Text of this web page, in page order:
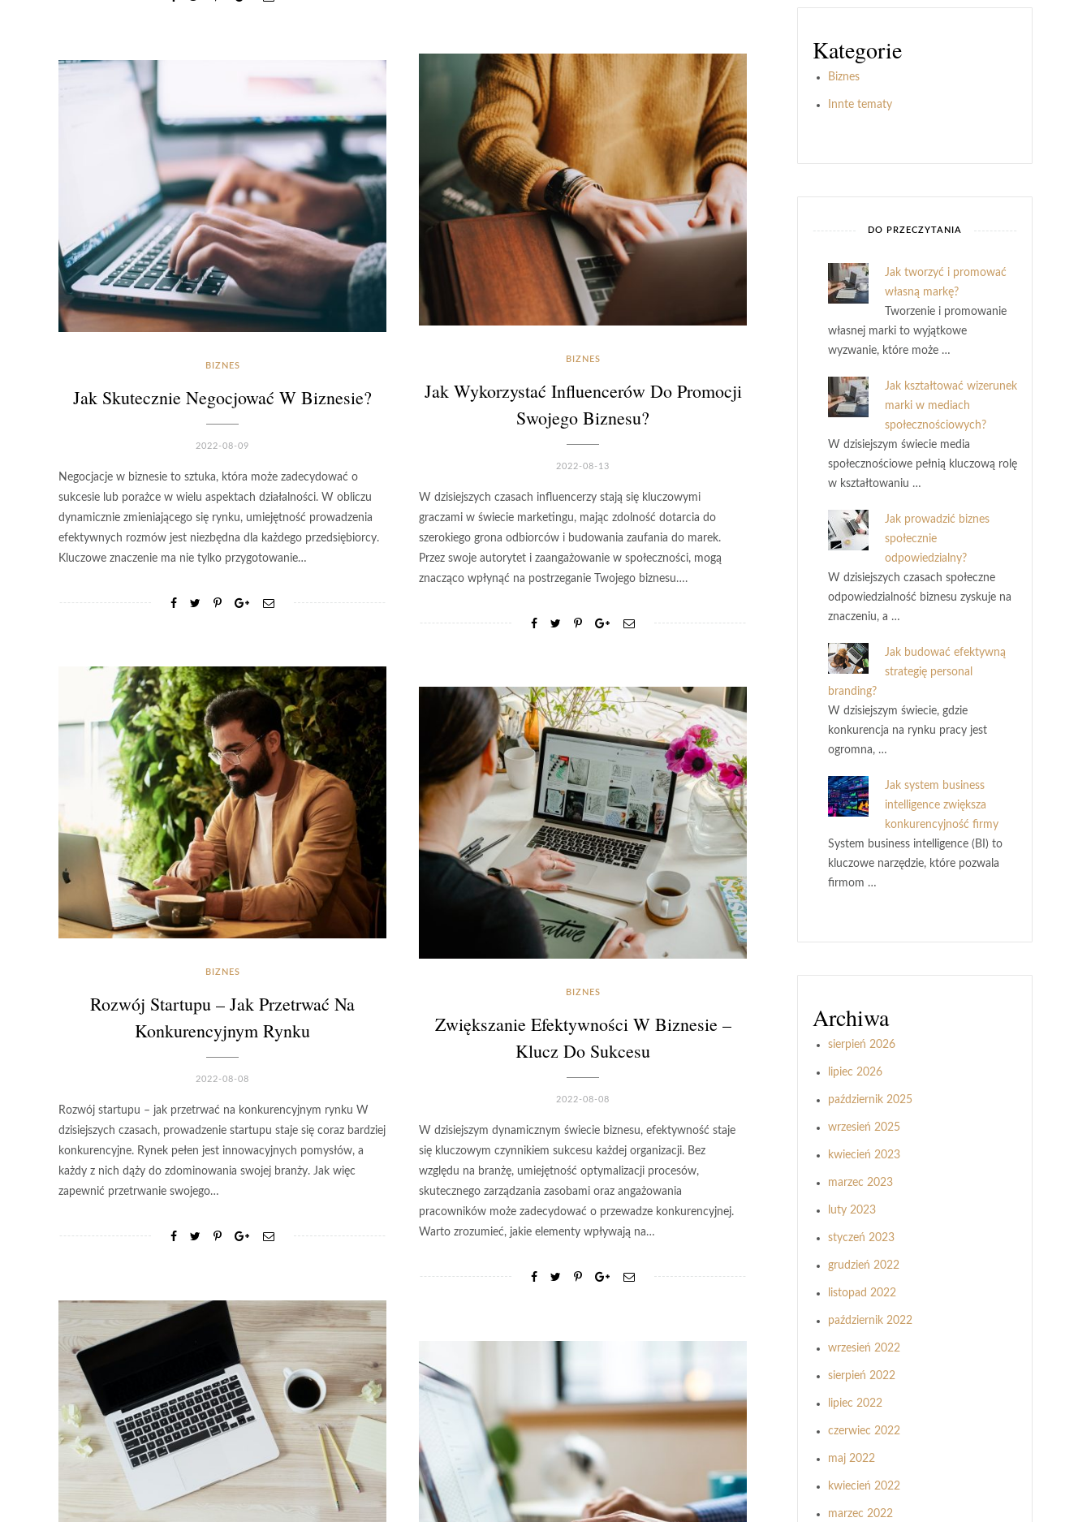
BIZNES
Jak Wykorzystać Influencerów Do Promocji
Swojego Biznesu?
2022-08-13
W dzisiejszych czasach influencerzy stają się kluczowymi
graczami w świecie marketingu, mając zdolność dotarcia do
szerokiego grona odbiorców i budowania zaufania do marek.
Przez swoje autorytet i zaangażowanie w społeczności, mogą
znacząco wpłynąć na postrzeganie Twojego biznesu….
BIZNES
Jak Skutecznie Negocjować W Biznesie?
2022-08-09
Negocjacje w biznesie to sztuka, która może zadecydować o
sukcesie lub porażce w wielu aspektach działalności. W obliczu
dynamicznie zmieniającego się rynku, umiejętność prowadzenia
efektywnych rozmów jest niezbędna dla każdego przedsiębiorcy.
Kluczowe znaczenie ma nie tylko przygotowanie…
BIZNES
Rozwój Startupu – Jak Przetrwać Na
Konkurencyjnym Rynku
2022-08-08
Rozwój startupu – jak przetrwać na konkurencyjnym rynku W
dzisiejszych czasach, prowadzenie startupu staje się coraz bardziej
konkurencyjne. Rynek pełen jest innowacyjnych pomysłów, a
każdy z nich dąży do zdominowania swojej branży. Jak więc
zapewnić przetrwanie swojego…
BIZNES
Zwiększanie Efektywności W Biznesie –
Klucz Do Sukcesu
2022-08-08
W dzisiejszym dynamicznym świecie biznesu, efektywność staje
się kluczowym czynnikiem sukcesu każdej organizacji. Bez
względu na branżę, umiejętność optymalizacji procesów,
skutecznego zarządzania zasobami oraz angażowania
pracowników może zadecydować o przewadze konkurencyjnej.
Warto zrozumieć, jakie elementy wpływają na…
Kategorie
Biznes
Innte tematy
DO PRZECZYTANIA
Jak tworzyć i promować
własną markę?
Tworzenie i promowanie
własnej marki to wyjątkowe
wyzwanie, które może …
Jak kształtować wizerunek
marki w mediach
społecznościowych?
W dzisiejszym świecie media
społecznościowe pełnią kluczową rolę
w kształtowaniu …
Jak prowadzić biznes
społecznie
odpowiedzialny?
W dzisiejszych czasach społeczne
odpowiedzialność biznesu zyskuje na
znaczeniu, a …
Jak budować efektywną
strategię personal
branding?
W dzisiejszym świecie, gdzie
konkurencja na rynku pracy jest
ogromna, …
Jak system business
intelligence zwiększa
konkurencyjność firmy
System business intelligence (BI) to
kluczowe narzędzie, które pozwala
firmom …
Archiwa
sierpień 2026
lipiec 2026
październik 2025
wrzesień 2025
kwiecień 2023
marzec 2023
luty 2023
styczeń 2023
grudzień 2022
listopad 2022
październik 2022
wrzesień 2022
sierpień 2022
lipiec 2022
czerwiec 2022
maj 2022
kwiecień 2022
marzec 2022